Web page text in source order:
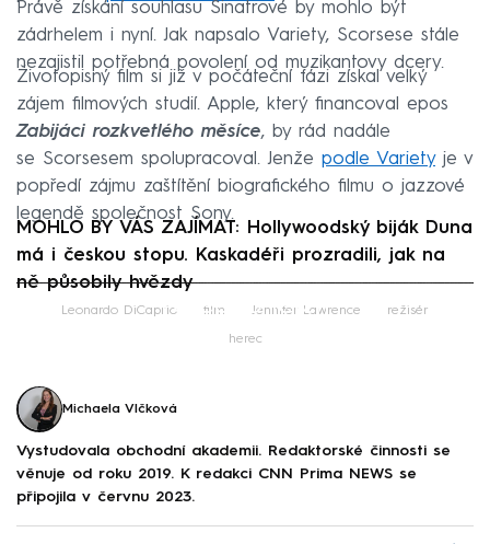
Právě získání souhlasu Sinatrové by mohlo být
zádrhelem i nyní. Jak napsalo Variety, Scorsese stále
nezajistil potřebná povolení od muzikantovy dcery.
Životopisný film si již v počáteční fázi získal velký
zájem filmových studií. Apple, který financoval epos
Zabijáci rozkvetlého měsíce, by rád nadále
se Scorsesem spolupracoval. Jenže podle Varietyje v
popředí zájmu zaštítění biografického filmu o jazzové
legendě společnost Sony.
MOHLO BY VÁS ZAJÍMAT: Hollywoodský biják Duna
má i českou stopu. Kaskadéři prozradili, jak na
ně působily hvězdy
Failed to fetch
Leonardo DiCaprio film Jennifer Lawrence režisér
herec
Michaela Vlčková
Vystudovala obchodní akademii. Redaktorské činnosti se
věnuje od roku 2019. K redakci CNN Prima NEWS se
připojila v červnu 2023.